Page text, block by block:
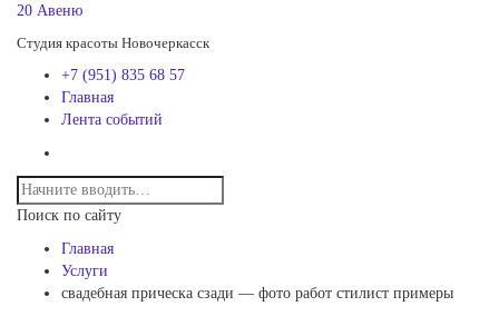
20 Авеню
Студия красоты Новочеркасск
+7 (951) 835 68 57
Главная
Лента событий
Поиск по сайту
Главная
Услуги
свадебная прическа сзади — фото работ стилист примеры